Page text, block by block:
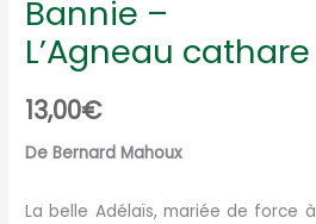
Bannie –
L’Agneau cathare
13,00€
De Bernard Mahoux
La belle Adélaïs, mariée de force à